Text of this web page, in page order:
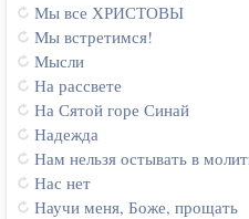
Мы все ХРИСТОВЫ
Мы встретимся!
Мысли
На рассвете
На Сятой горе Синай
Надежда
Нам нельзя остывать в
Нас нет
Научи меня, Боже, прощать